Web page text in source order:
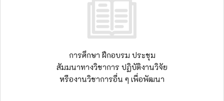
การศึกษา ฝึกอบรม ประชุม
สัมมนาทางวิชาการ ปฏิบัติงานวิจัย
หรืองานวิชาการอื่น ๆ เพื่อพัฒนา